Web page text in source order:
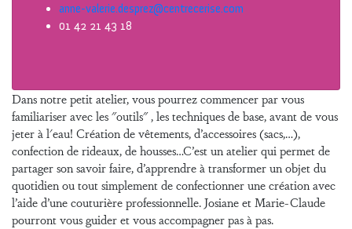
anne-valerie.desprez@centrecerise.com
01 42 21 43 18
Dans notre petit atelier, vous pourrez commencer par vous
familiariser avec les "outils" , les techniques de base, avant de vous
jeter à l'eau! Création de vêtements, d’accessoires (sacs,…),
confection de rideaux, de housses…C’est un atelier qui permet de
partager son savoir faire, d’apprendre à transformer un objet du
quotidien ou tout simplement de confectionner une création avec
l’aide d’une couturière professionnelle. Josiane et Marie-Claude
pourront vous guider et vous accompagner pas à pas.